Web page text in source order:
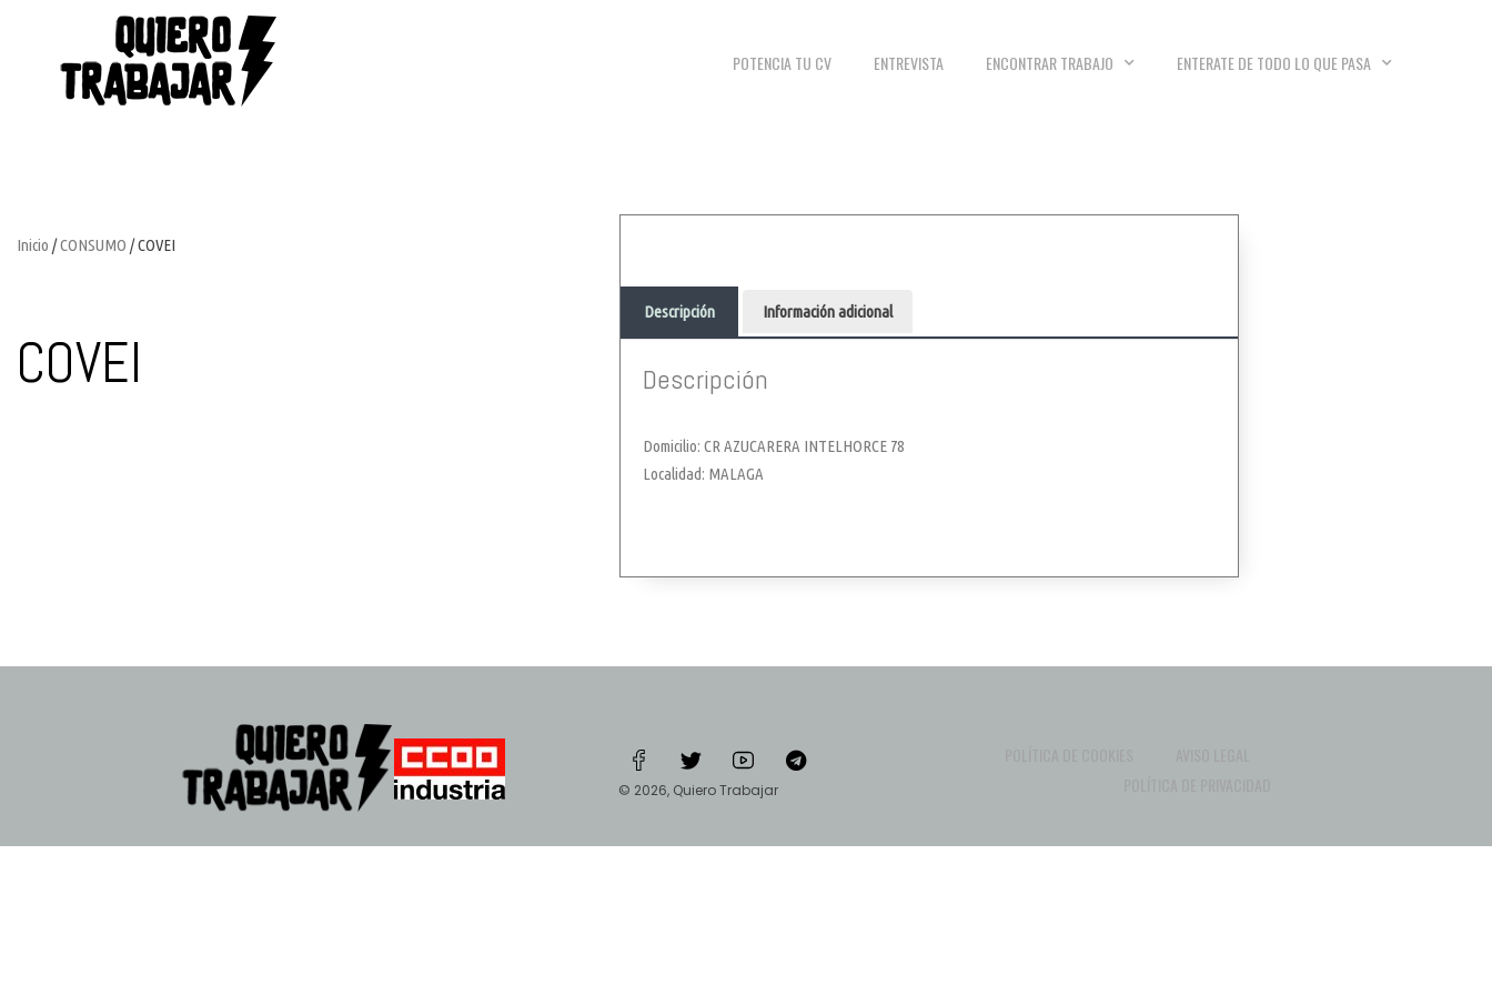
POTENCIA TU CV ENTREVISTA ENCONTRAR TRABAJO ENTERATE DE TODO LO QUE PASA
Inicio /CONSUMO / COVEI
COVEI
Descripción Información adicional
Descripción
Domicilio: CR AZUCARERA INTELHORCE 78
Localidad: MALAGA
© 2026, Quiero Trabajar